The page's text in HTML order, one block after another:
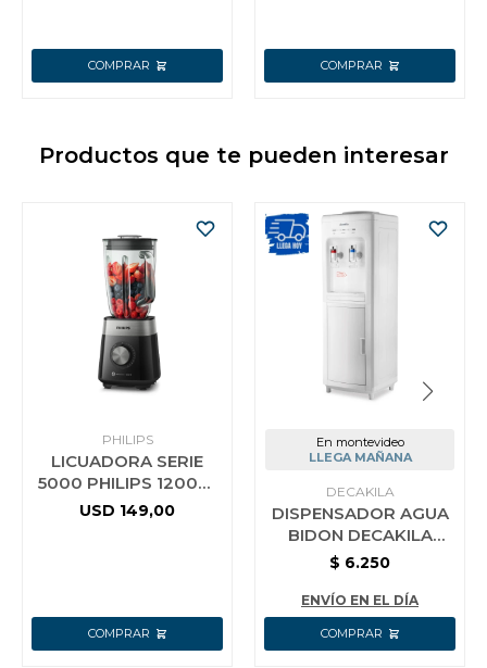
Productos que te pueden interesar
PHILIPS
LICUADORA SERIE
5000 PHILIPS 1200W
2 LT NEGRA
USD 149,00
En montevideo
LLEGA MAÑANA
DECAKILA
DISPENSADOR AGUA
BIDON DECAKILA
KEWF002B AGUA
$ 6.250
ENVÍO EN EL DÍA